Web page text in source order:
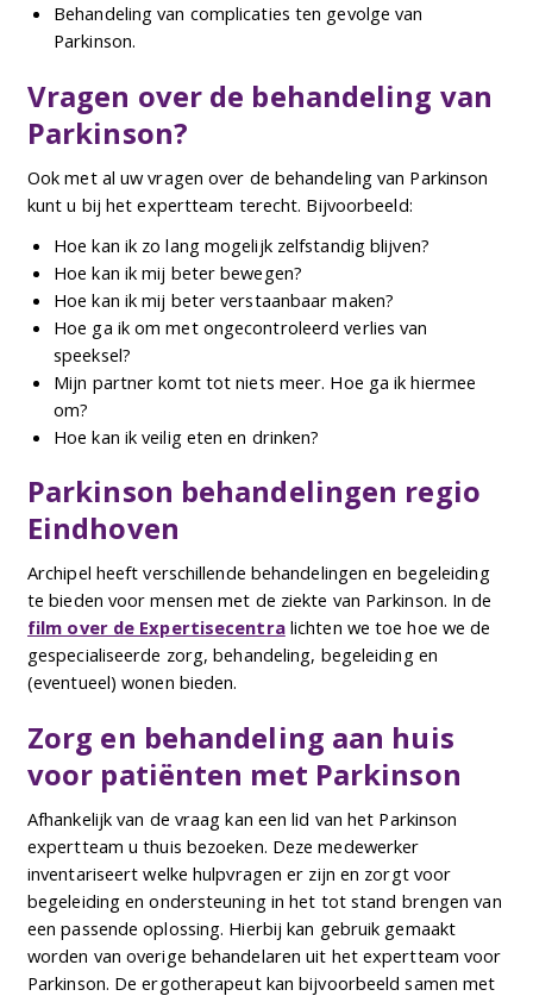
Behandeling van complicaties ten gevolge van
Parkinson.
Vragen over de behandeling van
Parkinson?
Ook met al uw vragen over de behandeling van Parkinson
kunt u bij het expertteam terecht. Bijvoorbeeld:
Hoe kan ik zo lang mogelijk zelfstandig blijven?
Hoe kan ik mij beter bewegen?
Hoe kan ik mij beter verstaanbaar maken?
Hoe ga ik om met ongecontroleerd verlies van
speeksel?
Mijn partner komt tot niets meer. Hoe ga ik hiermee
om?
Hoe kan ik veilig eten en drinken?
Parkinson behandelingen regio
Eindhoven
Archipel heeft verschillende behandelingen en begeleiding
te bieden voor mensen met de ziekte van Parkinson. In de
film over de Expertisecentra lichten we toe hoe we de
gespecialiseerde zorg, behandeling, begeleiding en
(eventueel) wonen bieden.
Zorg en behandeling aan huis
voor patiënten met Parkinson
Afhankelijk van de vraag kan een lid van het Parkinson
expertteam u thuis bezoeken. Deze medewerker
inventariseert welke hulpvragen er zijn en zorgt voor
begeleiding en ondersteuning in het tot stand brengen van
een passende oplossing. Hierbij kan gebruik gemaakt
worden van overige behandelaren uit het expertteam voor
Parkinson. De ergotherapeut kan bijvoorbeeld samen met